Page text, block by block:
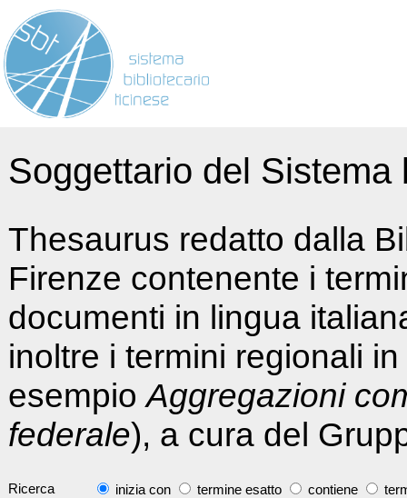
Soggettario del
Thesaurus redatto dalla
Firenze contenente i
documenti in lingua
inoltre i termini regionali
esempioAggregazioni
federale), a cura del
Ricerca inizia con termine esatto contiene